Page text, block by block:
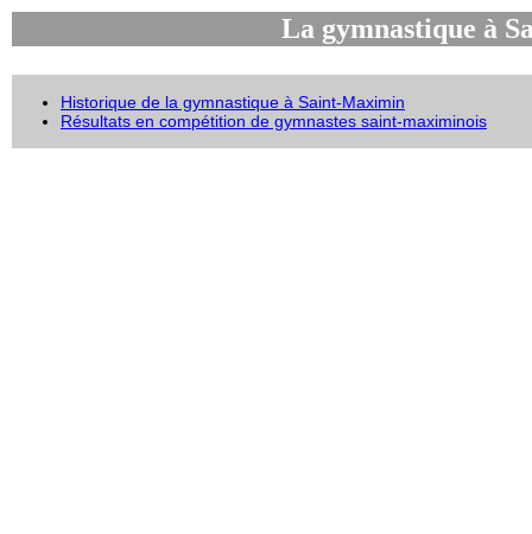
La gymnastique à
Historique de la gymnastique à Saint-Maximin
Résultats en compétition de gymnastes saint-maximinois